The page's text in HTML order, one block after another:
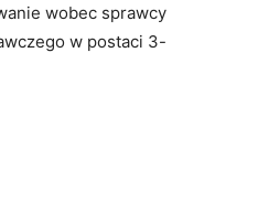
wobec sprawcy
w postaci 3-